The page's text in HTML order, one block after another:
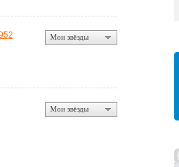
Мои звёзды
Мои звёзды